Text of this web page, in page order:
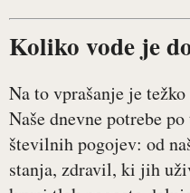
Koliko vode je
Na to vprašanje je
Naše dnevne potrebe
številnih pogojev: od
stanja, zdravil, ki jih